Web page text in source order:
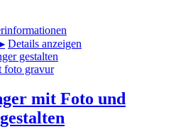
Details anzeigen
mit Foto und